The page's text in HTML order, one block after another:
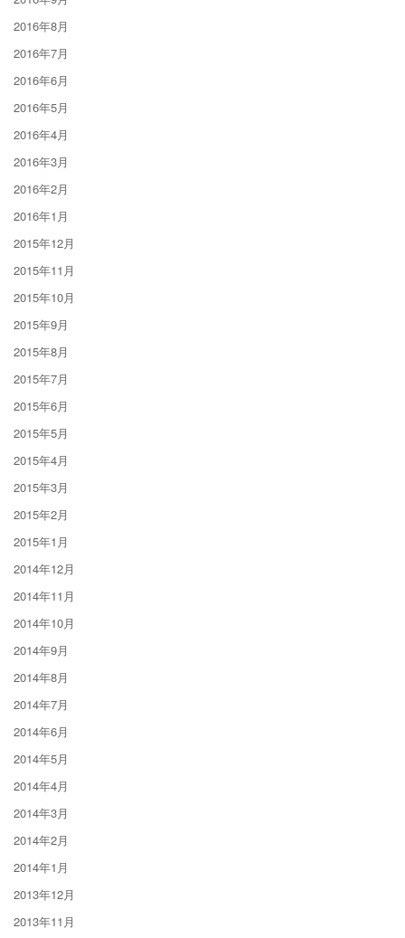
2016年8月
2016年7月
2016年6月
2016年5月
2016年4月
2016年3月
2016年2月
2016年1月
2015年12月
2015年11月
2015年10月
2015年9月
2015年8月
2015年7月
2015年6月
2015年5月
2015年4月
2015年3月
2015年2月
2015年1月
2014年12月
2014年11月
2014年10月
2014年9月
2014年8月
2014年7月
2014年6月
2014年5月
2014年4月
2014年3月
2014年2月
2014年1月
2013年12月
2013年11月